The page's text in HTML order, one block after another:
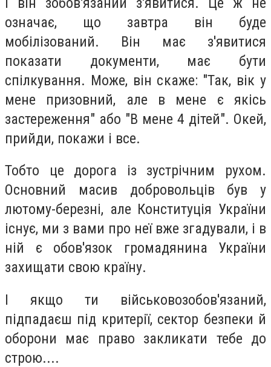
означає, що завтра він буде
мобілізований. Він має з'явитися
показати документи, має бути
спілкування. Може, він скаже: "Так, вік у
мене призовний, але в мене є якісь
застереження" або "В мене 4 дітей". Окей,
прийди, покажи і все.
Тобто це дорога із зустрічним рухом.
Основний масив добровольців був у
лютому-березні, але Конституція України
існує, ми з вами про неї вже згадували, і в
ній є обов'язок громадянина України
захищати свою країну.
І якщо ти військовозобов'язаний,
підпадаєш під критерії, сектор безпеки й
оборони має право закликати тебе до
строю....